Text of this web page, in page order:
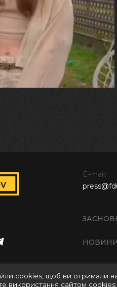
від моря,
Я ледве
племінницю"
E-mail:
"Фонд Ріната Ахметова
cookies, щоб ви отримали
використання сайтом